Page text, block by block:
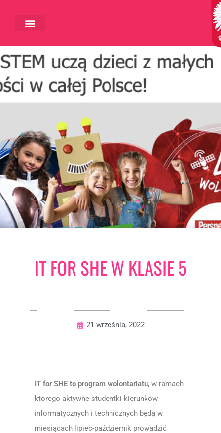
IT FOR SHE W KLASIE 5
21 września, 2022
IT for SHE to program wolontariatu, w ramach
którego aktywne studentki kierunków
informatycznych i technicznych będą w
miesiącach lipiec-październik prowadzić